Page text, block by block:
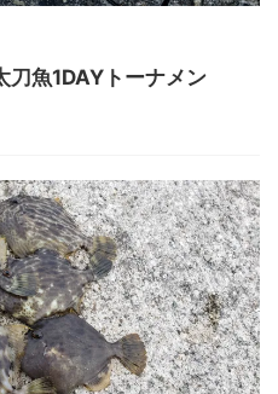
魚1DAYトーナメン